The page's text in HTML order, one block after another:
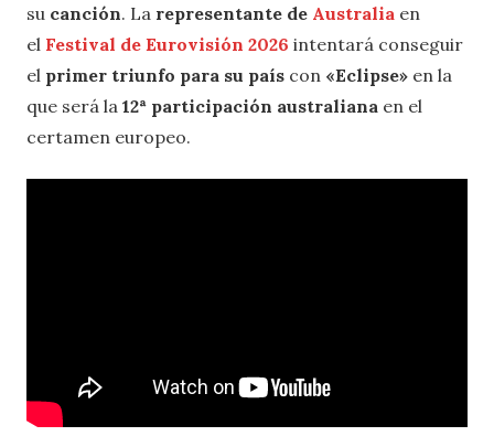
su canción. La representante de Australia en
el Festival de Eurovisión 2026 intentará conseguir
el primer triunfo para su país con «Eclipse» en la
que será la 12ª participación australiana en el
certamen europeo.